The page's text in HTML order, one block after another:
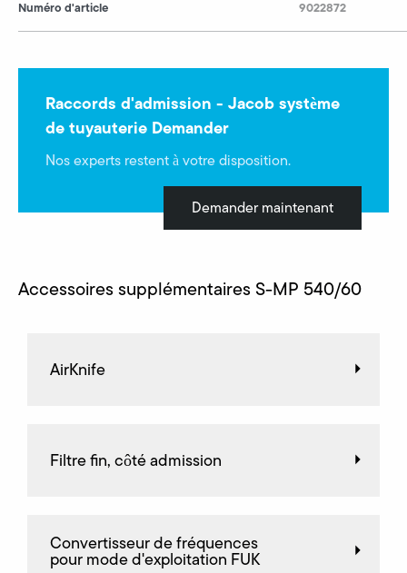
Numéro d'article
9022872
Raccords d'admission - Jacob système
de tuyauterie Demander
Nos experts restent à votre disposition.
Demander maintenant
Accessoires supplémentaires S-MP 540/60
AirKnife
Filtre fin, côté admission
Convertisseur de fréquences
pour mode d'exploitation FUK